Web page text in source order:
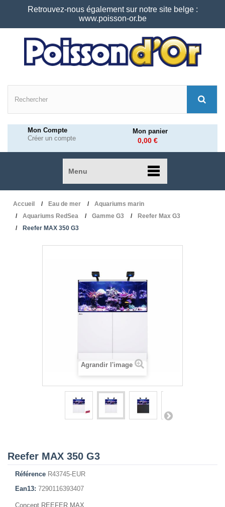
Retrouvez-nous également sur notre site belge :
www.poisson-or.be
Mon Compte
Créer un compte
Mon panier
0,00 €
Menu
Accueil Eau de mer
Aquariums marin
Aquariums RedSea
Gamme G3
Reefer Max G3
Reefer MAX 350 G3
Agrandir l'image
Reefer MAX 350 G3
Référence R43745-EUR
Ean13: 7290116393407
Concept REEFER MAX